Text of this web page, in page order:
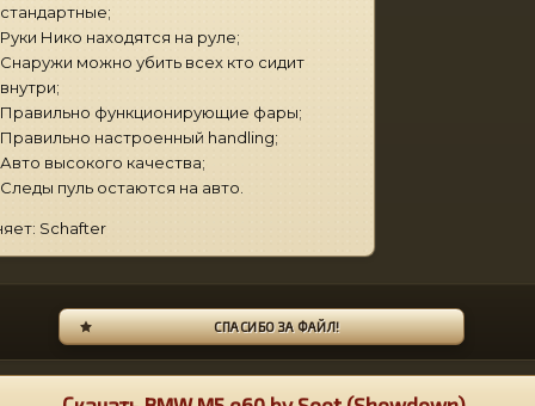
стандартные;
Руки Нико находятся на руле;
Снаружи можно убить всех кто сидит
внутри;
Правильно функционирующие фары;
Правильно настроенный handling;
Авто высокого качества;
Следы пуль остаются на авто.
Schafter
СПАСИБО ЗА ФАЙЛ!